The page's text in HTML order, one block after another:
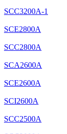
SCC3200A-1
SCE2800A
SCC2800A
SCA2600A
SCE2600A
SCI2600A
SCC2500A